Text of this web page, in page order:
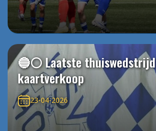
🔵⚪️ Laatste thuiswedstrijd
kaartverkoop
23-04-2026